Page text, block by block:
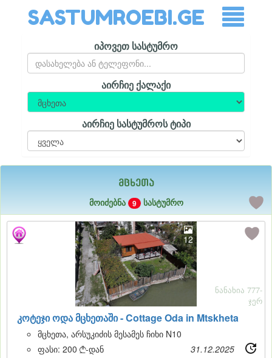
SASTUMROEBI.GE
იპოვეთ სასტუმრო
აირჩიე ქალაქი
აირჩიე სასტუმროს ტიპი
მცხეთა
მოიძებნა 9 სასტუმრო
12
კოტეჯი ოდა მცხეთაში -Cottage Oda in Mtskheta
ნანახია 777-
ჯერ
მცხეთა, არსუკიძის მესამეს ჩიხი N10
ფასი: 200 -დან 31.12.2025